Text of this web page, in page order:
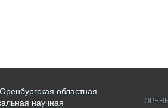
областная
научная